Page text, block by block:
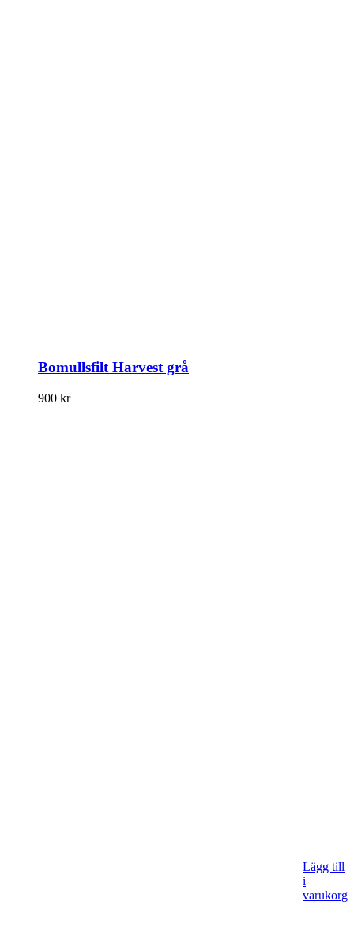
Bomullsfilt Harvest grå
900 kr
Lägg till
i
varukorg